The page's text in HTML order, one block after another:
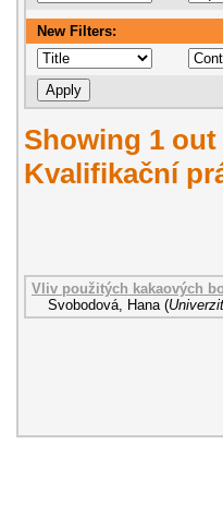
New Filters:
Showing 1
Kvalifikační
Vliv použitých kakaových
Svobodová, Hana (